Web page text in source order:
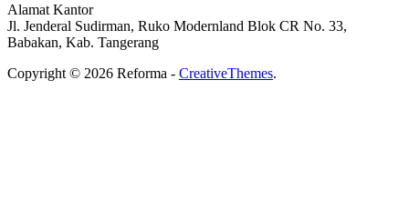
Alamat Kantor
Jl. Jenderal Sudirman, Ruko Modernland Blok CR No. 33,
Babakan, Kab. Tangerang
Copyright © 2026 Reforma - CreativeThemes.